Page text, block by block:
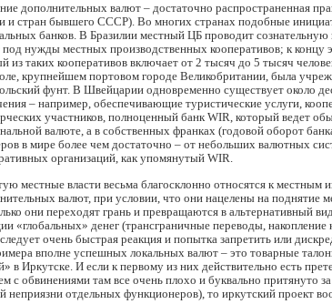
дополнительных валют – достаточно распространенная
и стран бывшего СССР). Во многих странах подобные
банков. В Бразилии местный ЦБ проводит
под нужды местных производственных кооперативов; к концу
из таких кооперативов включает от 2 тысяч до 5 тысяч
крупнейшем портовом городе Великобритании, была
фунт. В Швейцарии одновременно существует около
– например, обеспечивающие туристические услуги,
участников, полноценный банк WIR, который ведет
валюте, а в собственных франках (годовой оборот
в мире более чем достаточно – от небольших валютных
организаций, как упомянутый WIR.
местные власти весьма благосклонно относятся к местным
валют, при условии, что они нацелены на поднятие
они переходят грань и превращаются в альтернативный
«глобальных» денег (трансграничные переводы, накопление
очень быстрая реакция и попытка запретить или
вполне успешных локальных валют – это товарные
в Иркутске. И если к первому из них действительно есть
с обвинениями там все очень плохо и буквально притянуто
неприязни отдельных функционеров), то иркутский проект